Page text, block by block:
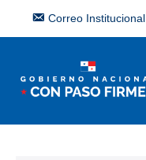
Correo Institucional